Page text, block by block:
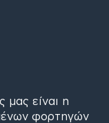
μας είναι η
φορτηγών